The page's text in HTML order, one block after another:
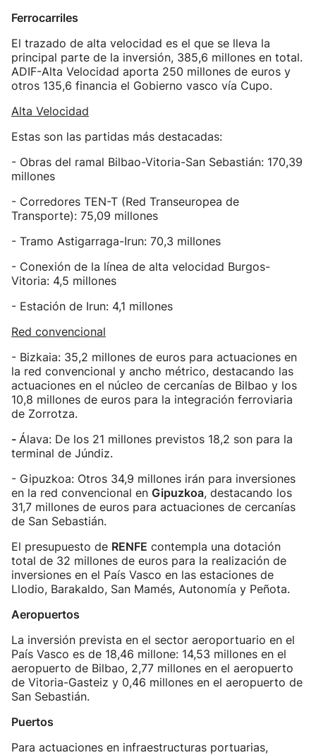
Ferrocarriles
El trazado de alta velocidad es el que se lleva la
principal parte de la inversión, 385,6 millones en total.
ADIF-Alta Velocidad aporta 250 millones de euros y
otros 135,6 financia el Gobierno vasco vía Cupo.
Alta Velocidad
Estas son las partidas más destacadas:
- Obras del ramal Bilbao-Vitoria-San Sebastián: 170,39
millones
- Corredores TEN-T (Red Transeuropea de
Transporte): 75,09 millones
- Tramo Astigarraga-Irun: 70,3 millones
- Conexión de la línea de alta velocidad Burgos-
Vitoria: 4,5 millones
- Estación de Irun: 4,1 millones
Red convencional
- Bizkaia: 35,2 millones de euros para actuaciones en
la red convencional y ancho métrico, destacando las
actuaciones en el núcleo de cercanías de Bilbao y los
10,8 millones de euros para la integración ferroviaria
de Zorrotza.
- Álava: De los 21 millones previstos 18,2 son para la
terminal de Júndiz.
- Gipuzkoa: Otros 34,9 millones irán para inversiones
en la red convencional en Gipuzkoa, destacando los
31,7 millones de euros para actuaciones de cercanías
de San Sebastián.
El presupuesto de RENFE contempla una dotación
total de 32 millones de euros para la realización de
inversiones en el País Vasco en las estaciones de
Llodio, Barakaldo, San Mamés, Autonomía y Peñota.
Aeropuertos
La inversión prevista en el sector aeroportuario en el
País Vasco es de 18,46 millone: 14,53 millones en el
aeropuerto de Bilbao, 2,77 millones en el aeropuerto
de Vitoria-Gasteiz y 0,46 millones en el aeropuerto de
San Sebastián.
Puertos
Para actuaciones en infraestructuras portuarias,